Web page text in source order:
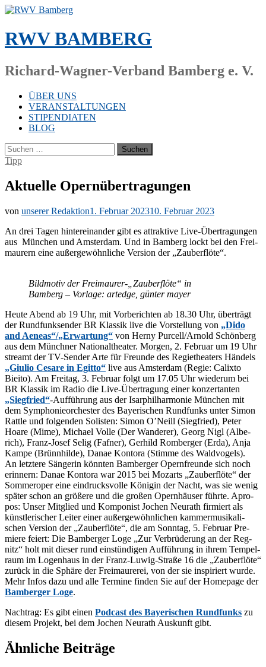
Zum
springen
RWV BAMBERG
Richard-Wagner-Verband Bamberg e. V.
ÜBER UNS
VERANSTALTUNGEN
STIPENDIATEN
BLOG
Suchen
nach:
Tipp
Aktuelle Opernübertragungen
von unserer Redaktion1. Februar 202310. Februar 2023
An drei Ta­gen hin­ter­ein­an­der gibt es at­trak­ti­ve Live-Über­tra­gun­gen
aus Mün­chen und Ams­ter­dam. Und in Bam­berg lockt bei den Frei­
mau­rern eine au­ßer­ge­wöhn­li­che Ver­si­on der „Zau­ber­flö­te“.
Bild­mo­tiv der Freimaurer-„Zauberflöte“ in
Bam­berg – Vor­la­ge: ar­tedge, gün­ter mayer
Heu­te Abend ab 19 Uhr, mit Vor­be­rich­ten ab 18.30 Uhr, über­trägt
der Rund­funk­sen­der BR Klas­sik live die Vor­stel­lung von „Dido
and Aeneas“/„Erwartung“ von Her­ny Purcell/​Arnold Schön­berg
aus dem Münch­ner Na­tio­nal­thea­ter. Mor­gen, 2. Fe­bru­ar um 19 Uhr
streamt der TV-Sen­der Arte für Freun­de des Re­gie­thea­ters Hän­dels
„Giu­lio Ce­sa­re in Egit­to“ live aus Ams­ter­dam (Re­gie: Ca­lix­to
Biei­to). Am Frei­tag, 3. Fe­bru­ar folgt um 17.05 Uhr wie­der­um bei
BR Klas­sik im Ra­dio die Live-Über­tra­gung ei­ner kon­zer­tan­ten
„Sieg­fried“-Auf­füh­rung aus der Isar­phil­har­mo­nie Mün­chen mit
dem Sym­pho­nie­or­ches­ter des Baye­ri­schen Rund­funks un­ter Si­mon
Ratt­le und fol­gen­den So­lis­ten: Si­mon O’N­eill (Sieg­fried), Pe­ter
Hoare (Mime), Mi­cha­el Vol­le (Der Wan­de­rer), Ge­org Nigl (Al­be­
rich), Franz-Jo­sef Se­lig (Faf­ner), Ger­hild Rom­ber­ger (Erda), Anja
Kam­pe (Brünn­hil­de), Da­nae Kon­to­ra (Stim­me des Waldvogels).
An letz­te­re Sän­ge­rin könn­ten Bam­ber­ger Opern­freun­de sich noch
er­in­nern: Da­nae Kon­to­ra war 2015 bei Mo­zarts „Zau­ber­flö­te“ der
Som­mer­oper eine ein­drucks­vol­le Kö­ni­gin der Nacht, was sie we­nig
spä­ter schon an grö­ße­re und die gro­ßen Opern­häu­ser führ­te. Apro­
pos: Un­ser Mit­glied und Kom­po­nist Jo­chen Neu­r­a­th fir­miert als
künst­le­ri­scher Lei­ter ei­ner au­ßer­ge­wöhn­li­chen kam­mer­mu­si­ka­li­
schen Ver­si­on der „Zau­ber­flö­te“, die am Sonn­tag, 5. Fe­bru­ar Pre­
mie­re fei­ert: Die Bam­ber­ger Loge „Zur Ver­brü­de­rung an der Reg­
nitz“ holt mit die­ser rund ein­stün­di­gen Auf­füh­rung in ih­rem Tem­pel­
raum im Lo­gen­haus in der Franz-Lu­wig-Stra­ße 16 die „Zau­ber­flö­te“
zu­rück in die Sphä­re der Frei­mau­re­rei, von der sie in­spi­riert wur­de.
Mehr In­fos dazu und alle Ter­mi­ne fin­den Sie auf der Home­page der
Bam­ber­ger Loge.
Nach­trag: Es gibt ei­nen Pod­cast des Baye­ri­schen Rund­funks zu
die­sem Pro­jekt, bei dem Jo­chen Neu­r­a­th Aus­kunft gibt.
Ähnliche Beiträge